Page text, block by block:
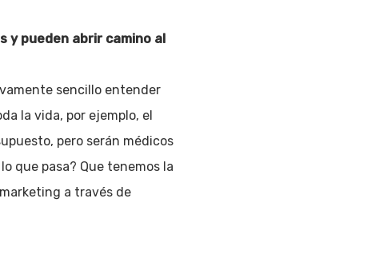
y pueden abrir camino al
sencillo entender
la vida, por ejemplo, el
pero serán médicos
que pasa? Que tenemos la
a través de